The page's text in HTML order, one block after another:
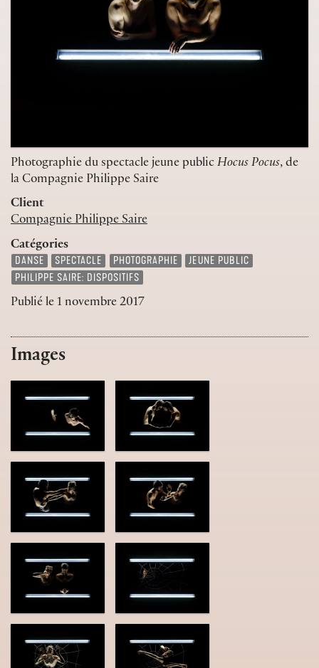
Photographie du spectacle jeune public Hocus Pocus, de
la Compagnie Philippe Saire
Client
Compagnie Philippe Saire
Catégories
DANSE SPECTACLE PHOTOGRAPHIE
JEUNE PUBLIC
PHILIPPE SAIRE: DISPOSITIFS
Publié le 1 novembre 2017
Images